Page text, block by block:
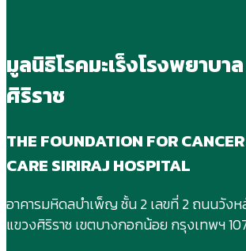
มูลนิธิโรคมะเร็งโรงพยาบาล
ศิริราช
THE FOUNDATION FOR CANCER
CARE SIRIRAJ HOSPITAL
อาคารมหิดลบําเพ็ญ ชั้น 2 เลขที่ 2 ถนนวัง
แขวงศิริราช เขตบางกอกน้อย กรุงเทพฯ